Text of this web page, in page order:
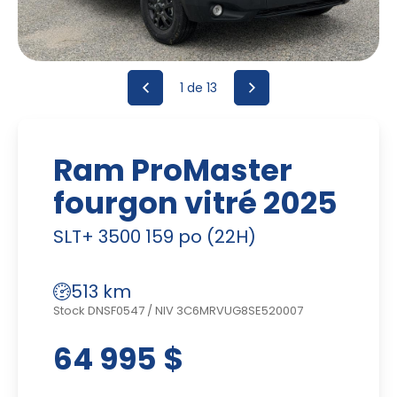
1 de 13
Ram ProMaster
fourgon vitré 2025
SLT+ 3500 159 po (22H)
513 km
Stock DNSF0547 /NIV 3C6MRVUG8SE520007
64 995 $